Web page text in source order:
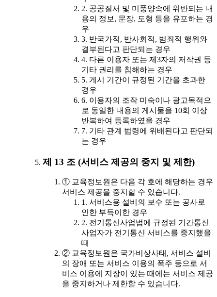
2. 공공질서 및 미풍양속에 위반되는 내
용의 정보, 문장, 도형 등을 유포하는 경
우
3. 반국가적, 반사회적, 범죄적 행위와
결부된다고 판단되는 경우
4. 다른 이용자 또는 제3자의 저작권 등
기타 권리를 침해하는 경우
5. 게시 기간이 규정된 기간을 초과한
경우
6. 이용자의 조작 미숙이나 광고목적으
로 동일한 내용의 게시물을 10회 이상
반복하여 등록하였을 경우
7. 기타 관계 법령에 위배된다고 판단되
는 경우
제 13 조 (서비스 제공의 중지 및 제한)
① 교육정보원은 다음 각 호에 해당하는 경우
서비스 제공을 중지할 수 있습니다.
1. 서비스용 설비의 보수 또는 공사로
인한 부득이한 경우
2. 전기통신사업법에 규정된 기간통신
사업자가 전기통신 서비스를 중지했을
때
② 교육정보원은 국가비상사태, 서비스 설비
의 장애 또는 서비스 이용의 폭주 등으로 서
비스 이용에 지장이 있는 때에는 서비스 제공
을 중지하거나 제한할 수 있습니다.